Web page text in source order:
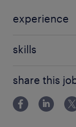
▼大手ならでは
▼駅チカ×高時
派遣先の特徴
有名半導体製
タッフさんが
experience
skills
share this